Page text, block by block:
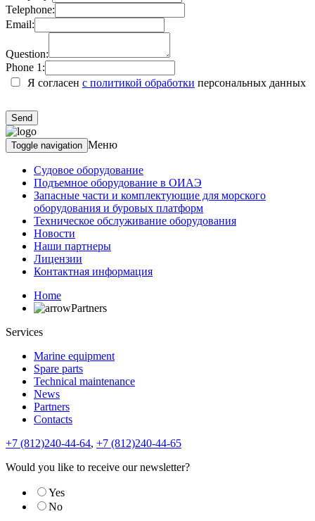
Telephone:
Email:
Question:
Phone 1:
Я согласен с политикой обработки персональных данных
Toggle navigation Меню
Судовое оборудование
Подъемное оборудование в ОИАЭ
Запасные части и комплектующие для морского
оборудования и буровых платформ
Техническое обслуживание оборудования
Новости
Наши партнеры
Лицензии
Контактная информация
Home
Partners
Services
Marine equipment
Spare parts
Technical maintenance
News
Partners
Contacts
+7 (812)240-44-64, +7 (812)240-44-65
Would you like to receive our newsletter?
Yes
No